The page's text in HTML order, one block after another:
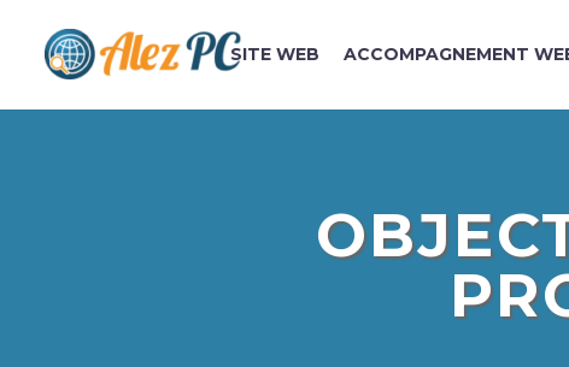
SITE WEB ACCOMPAGNEMENT